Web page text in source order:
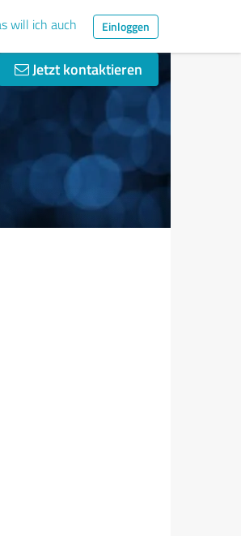
will ich auch Einloggen
Jetzt kontaktieren